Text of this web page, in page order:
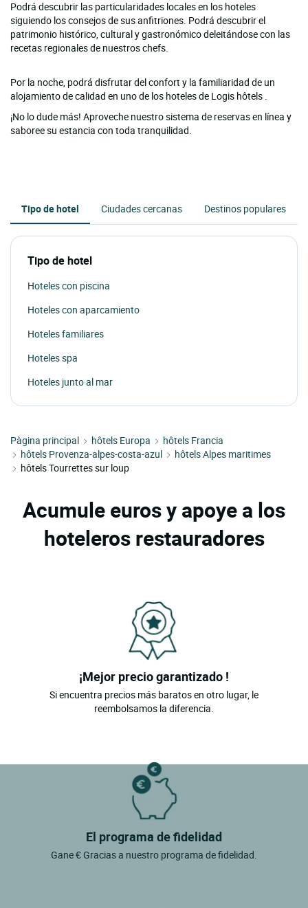
Podrá descubrir las particularidades locales en los hoteles
siguiendo los consejos de sus anfitriones. Podrá descubrir el
patrimonio histórico, cultural y gastronómico deleitándose con las
recetas regionales de nuestros chefs.
Por la noche, podrá disfrutar del confort y la familiaridad de un
alojamiento de calidad en uno de los hoteles de Logis hôtels .
¡No lo dude más! Aproveche nuestro sistema de reservas en línea y
saboree su estancia con toda tranquilidad.
Tipo de hotel Ciudades cercanas Destinos populares
Tipo de hotel
Hoteles con piscina
Hoteles con aparcamiento
Hoteles familiares
Hoteles spa
Hoteles junto al mar
Pàgina principal hôtels Europa
hôtels Francia
hôtels Provenza-alpes-costa-azul
hôtels Alpes maritimes
hôtels Tourrettes sur loup
Acumule euros y apoye a los
hoteleros restauradores
¡Mejor precio garantizado !
Si encuentra precios más baratos en otro lugar, le
reembolsamos la diferencia.
El programa de fidelidad
Gane € Gracias a nuestro programa de fidelidad.